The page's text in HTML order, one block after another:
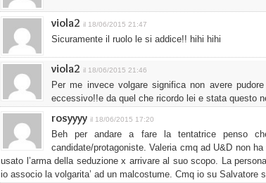
viola2 il 18/06/2015 21:47
Sicuramente il ruolo le si addice!! hihi hihi
viola2 il 18/06/2015 21:46
Per me invece volgare significa non avere
eccessivo!!e da quel che ricordo lei e stata questo
rosyyyy il 18/06/2015 17:20
Beh per andare a fare la tentatrice penso
candidate/protagoniste. Valeria cmq ad U&D non
usato l’arma della seduzione x arrivare al suo scopo. La
io associo la volgarita’ ad un malcostume. Cmq io su Salvatore